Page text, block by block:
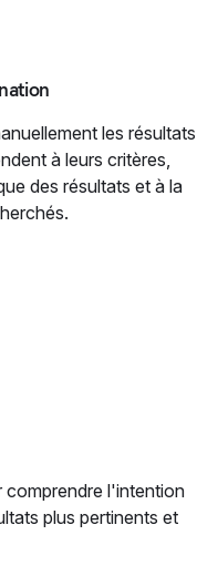
les résultats
à leurs critères,
des résultats et à la
comprendre l'intention
plus pertinents et